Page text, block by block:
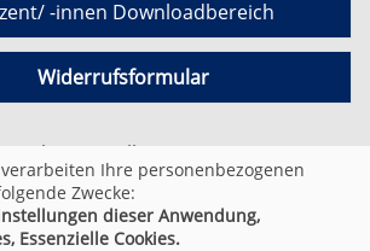
-innen Downloadbereich
Widerrufsformular
Cookie Einstellungen
GmbH
Ihre personenbezogenen
Zwecke:
dieser Anwendung,
Essenzielle Cookies.